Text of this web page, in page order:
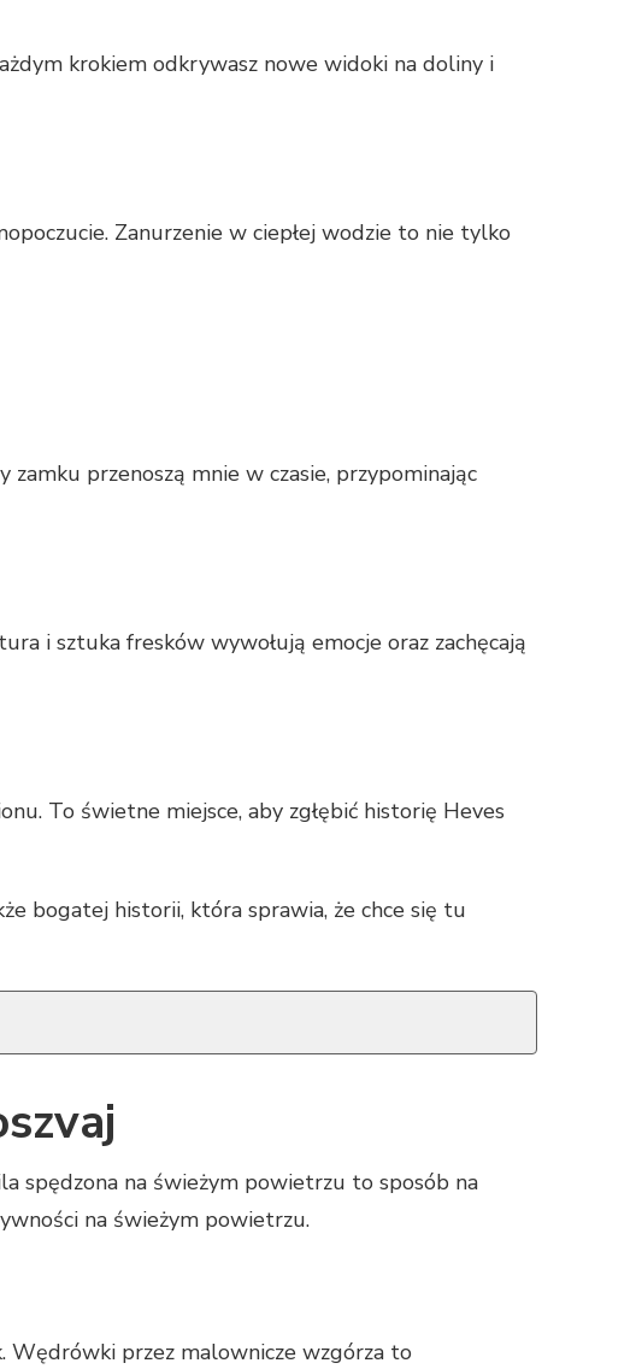
krokiem odkrywasz nowe widoki na doliny i
Zanurzenie w ciepłej wodzie to nie tylko
przenoszą mnie w czasie, przypominając
i sztuka fresków wywołują emocje oraz zachęcają
To świetne miejsce, aby zgłębić historię Heves
bogatej historii, która sprawia, że chce się tu
spędzona na świeżym powietrzu to sposób na
na świeżym powietrzu.
Wędrówki przez malownicze wzgórza to